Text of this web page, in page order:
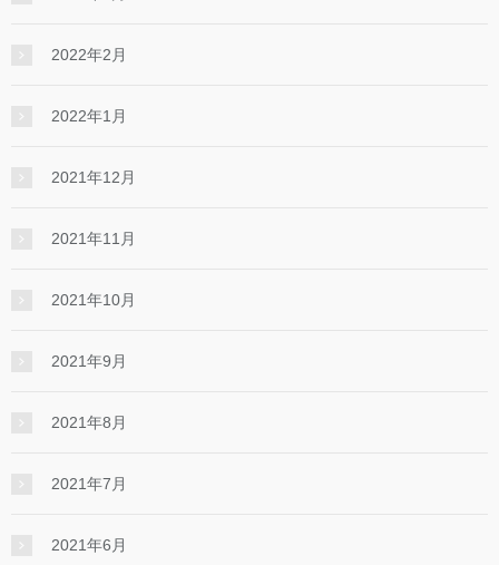
2022年2月
2022年1月
2021年12月
2021年11月
2021年10月
2021年9月
2021年8月
2021年7月
2021年6月